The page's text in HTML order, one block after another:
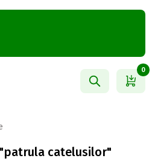
0
catelusilor"